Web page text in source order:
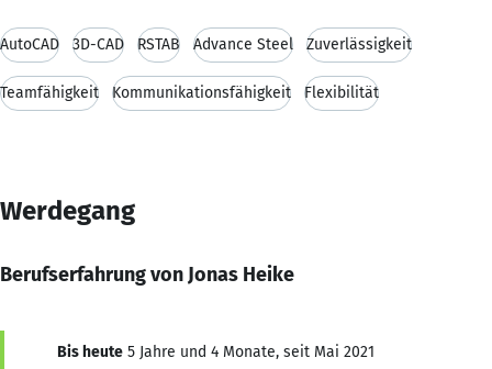
AutoCAD 3D-CAD RSTAB Advance Steel Zuverlässigkeit
Teamfähigkeit Kommunikationsfähigkeit Flexibilität
Werdegang
Berufserfahrung von Jonas Heike
Bis heute 5 Jahre und 4 Monate, seit Mai 2021